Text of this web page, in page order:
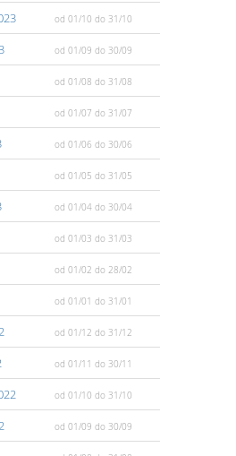
od 01/10 do 31/10
od 01/09 do 30/09
od 01/08 do 31/08
od 01/07 do 31/07
od 01/06 do 30/06
od 01/05 do 31/05
od 01/04 do 30/04
od 01/03 do 31/03
od 01/02 do 28/02
od 01/01 do 31/01
od 01/12 do 31/12
od 01/11 do 30/11
od 01/10 do 31/10
od 01/09 do 30/09